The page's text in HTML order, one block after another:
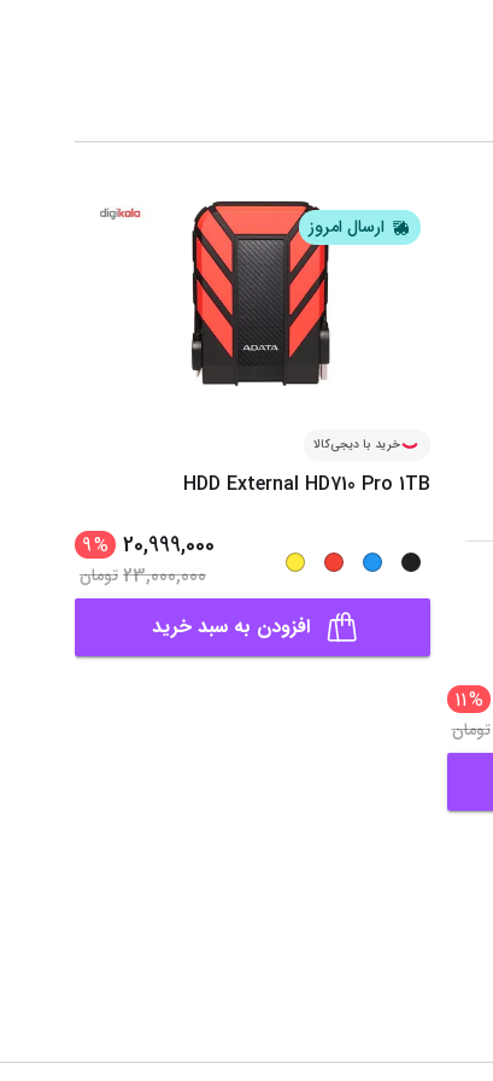
%
11
تومان
ارسال امروز
خرید با دیجی‌کالا
HDD External HD710 Pro 1TB
20,999,000
%
9
23,000,000تومان
افزودن به سبد خرید